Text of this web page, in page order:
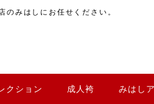
みはしにお任せください。
クション 成人袴 みはし